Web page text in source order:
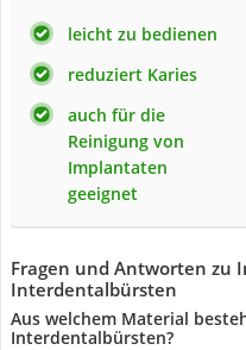
leicht zu bedienen
reduziert Karies
auch für die
Reinigung von
Implantaten
geeignet
Fragen und Antworten zu
Interdentalbürsten
Aus welchem Material
Interdentalbürsten?